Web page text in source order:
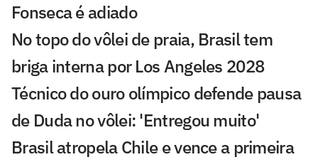
Fonseca é adiado
No topo do vôlei de praia, Brasil tem
briga interna por Los Angeles 2028
Técnico do ouro olímpico defende pausa
de Duda no vôlei: 'Entregou muito'
Brasil atropela Chile e vence a primeira